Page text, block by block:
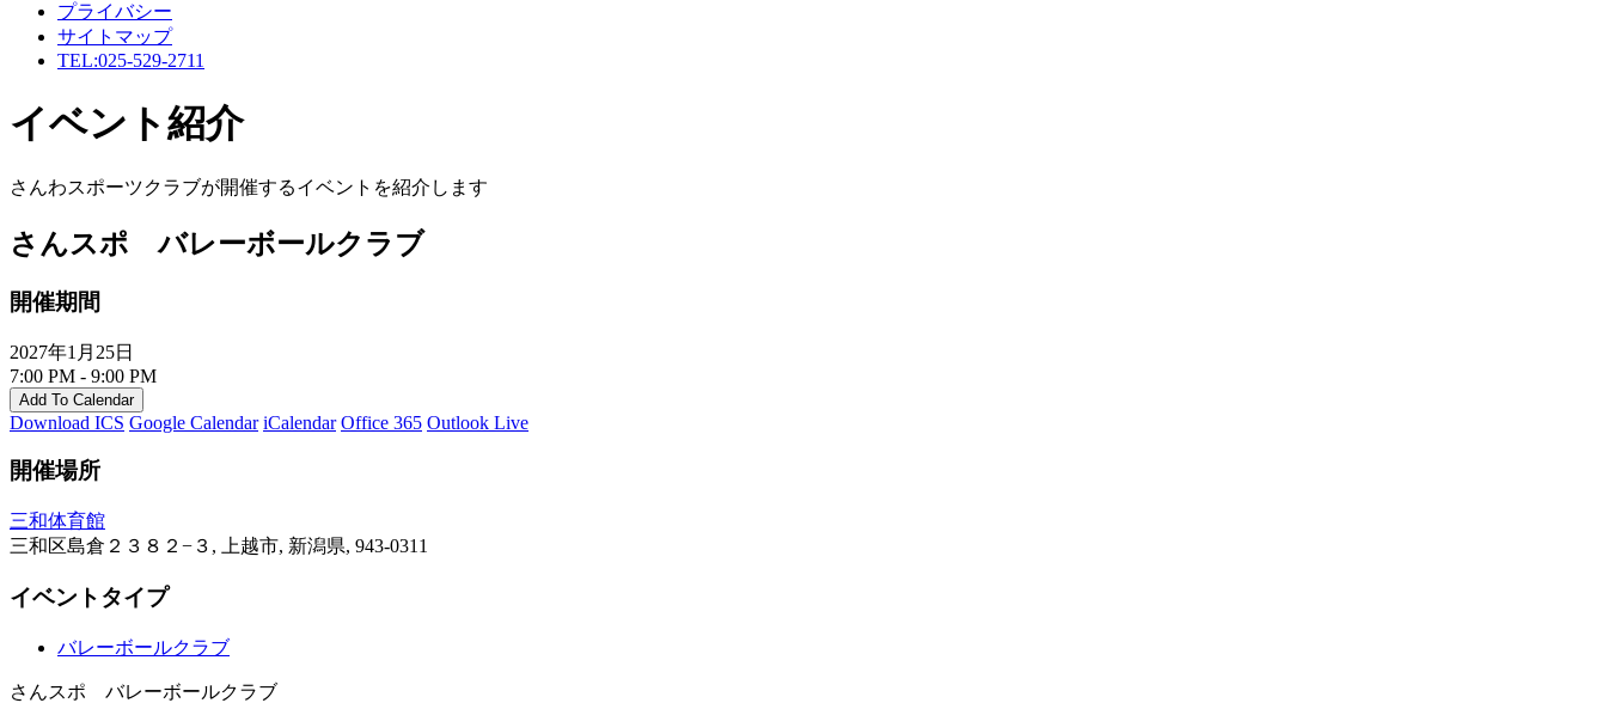
プライバシー
サイトマップ
TEL:025-529-2711
イベント紹介
さんわスポーツクラブが開催するイベントを紹介します
さんスポ バレーボールクラブ
開催期間
2027年1月25日
7:00 PM - 9:00 PM
Add To Calendar
Download ICS Google Calendar iCalendar Office 365 Outlook Live
開催場所
三和体育館
三和区島倉２３８２−３, 上越市, 新潟県, 943-0311
イベントタイプ
バレーボールクラブ
さんスポ バレーボールクラブ